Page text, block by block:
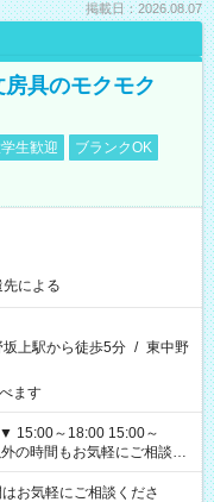
掲載日：2026.08.07
房具のモクモク
生歓迎
ブランクOK
による
坂上駅から徒歩5分 / 東中野
ます
お気軽にご相談くださ